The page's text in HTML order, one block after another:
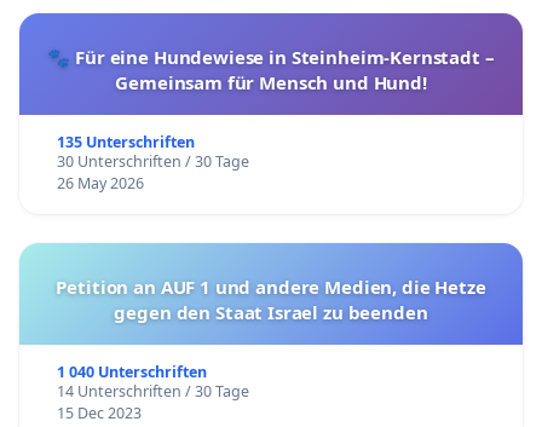
🐾 Für eine Hundewiese in Steinheim-Kernstadt –
Gemeinsam für Mensch und Hund!
135 Unterschriften
30 Unterschriften / 30 Tage
26 May 2026
Petition an AUF 1 und andere Medien, die Hetze
gegen den Staat Israel zu beenden
1 040 Unterschriften
14 Unterschriften / 30 Tage
15 Dec 2023